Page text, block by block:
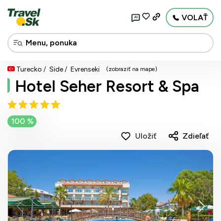
AI VOLAŤ
Turecko Side Evrenseki (zobraziť na mape)
Hotel Seher Resort & Spa
100 %
Uložiť
Zdieľať